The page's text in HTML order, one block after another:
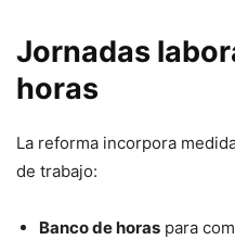
Jornadas
horas
La reforma incorpora
de trabajo:
Banco de horas para